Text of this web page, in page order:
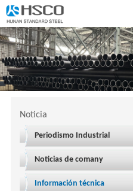
Noticia
Periodismo Industrial
Noticias de comany
Información técnica